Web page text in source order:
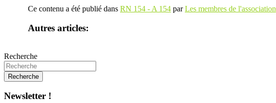
Ce contenu a été publié dans RN 154 - A 154 parLes membres de l'association
Autres articles:
Recherche
Newsletter !